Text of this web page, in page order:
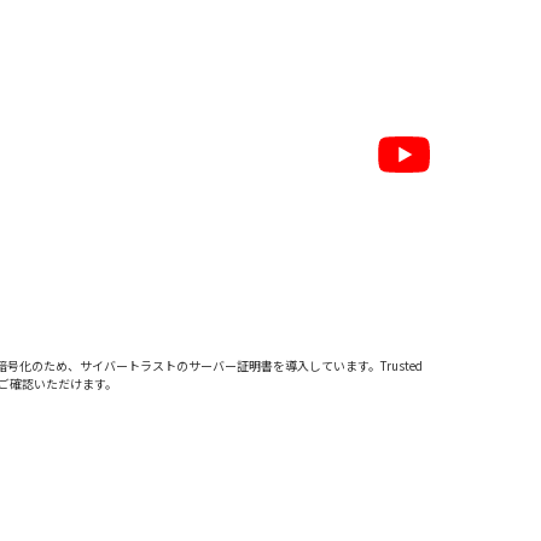
号化のため、サイバートラストのサーバー証明書を導入しています。Trusted
認いただけます。